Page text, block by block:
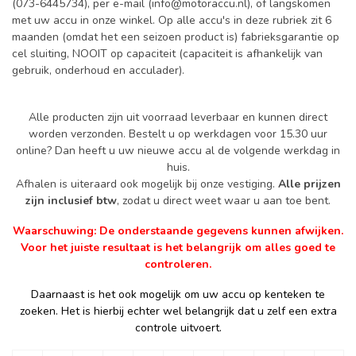
(073-6445734), per e-mail (info@motoraccu.nl), of langskomen
met uw accu in onze winkel. Op alle accu's in deze rubriek zit 6
maanden (omdat het een seizoen product is) fabrieksgarantie op
cel sluiting, NOOIT op capaciteit (capaciteit is afhankelijk van
gebruik, onderhoud en acculader).
Alle producten zijn uit voorraad leverbaar en kunnen direct
worden verzonden. Bestelt u op werkdagen voor 15.30 uur
online? Dan heeft u uw nieuwe accu al de volgende werkdag in
huis.
Afhalen is uiteraard ook mogelijk bij onze vestiging. Alle prijzen
zijn inclusief btw, zodat u direct weet waar u aan toe bent.
Waarschuwing: De onderstaande gegevens kunnen afwijken.
Voor het juiste resultaat is het belangrijk om alles goed te
controleren.
Daarnaast is het ook mogelijk om uw accu op kenteken te
zoeken. Het is hierbij echter wel belangrijk dat u zelf een extra
controle uitvoert.